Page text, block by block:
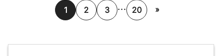
1 2 3 ... 20 »